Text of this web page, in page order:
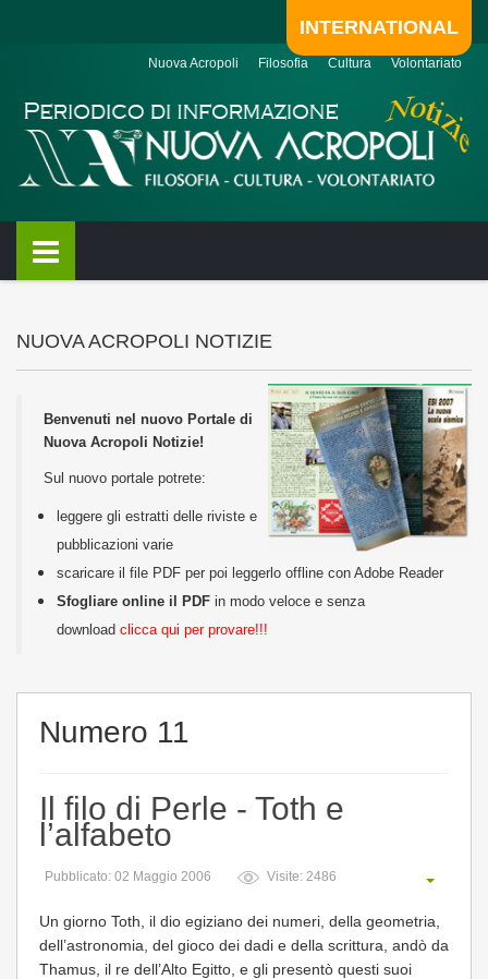
INTERNATIONAL
Nuova Acropoli Filosofia Cultura Volontariato
NUOVA ACROPOLI NOTIZIE
Benvenuti nel nuovo Portale di
Nuova Acropoli Notizie!
Sul nuovo portale potrete:
leggere gli estratti delle riviste e
pubblicazioni varie
scaricare il file PDF per poi leggerlo offline con Adobe Reader
Sfogliare online il PDF in modo veloce e senza
download clicca qui per provare!!!
Numero 11
Il filo di Perle - Toth e
l’alfabeto
Pubblicato: 02 Maggio 2006 Visite: 2486
Un giorno Toth, il dio egiziano dei numeri, della geometria,
dell’astronomia, del gioco dei dadi e della scrittura, andò da
Thamus, il re dell’Alto Egitto, e gli presentò questi suoi